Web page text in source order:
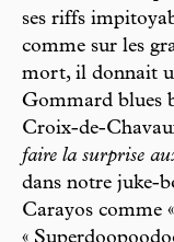
ses riffs
comme sur les
mort, il donnait
Gommard blues
Croix-de-
faire la surprise
dans notre juke-
Carayos comme